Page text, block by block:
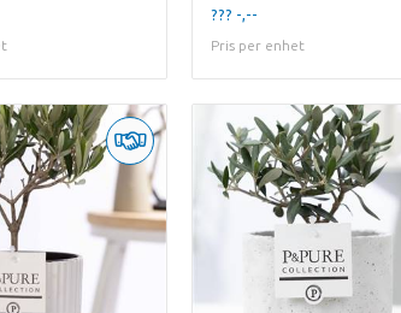
??? -,--
Pris per enhet